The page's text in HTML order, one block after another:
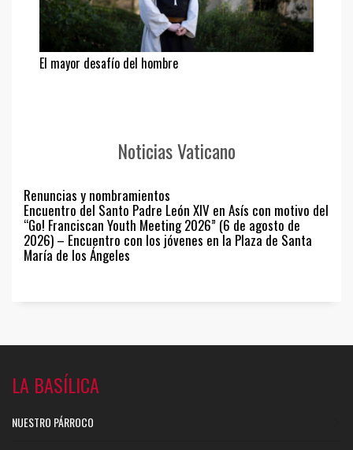
El mayor desafío del hombre
Noticias Vaticano
Renuncias y nombramientos
Encuentro del Santo Padre León XIV en Asís con motivo del
“Go! Franciscan Youth Meeting 2026” (6 de agosto de
2026) – Encuentro con los jóvenes en la Plaza de Santa
María de los Ángeles
LA BASÍLICA
NUESTRO PÁRROCO